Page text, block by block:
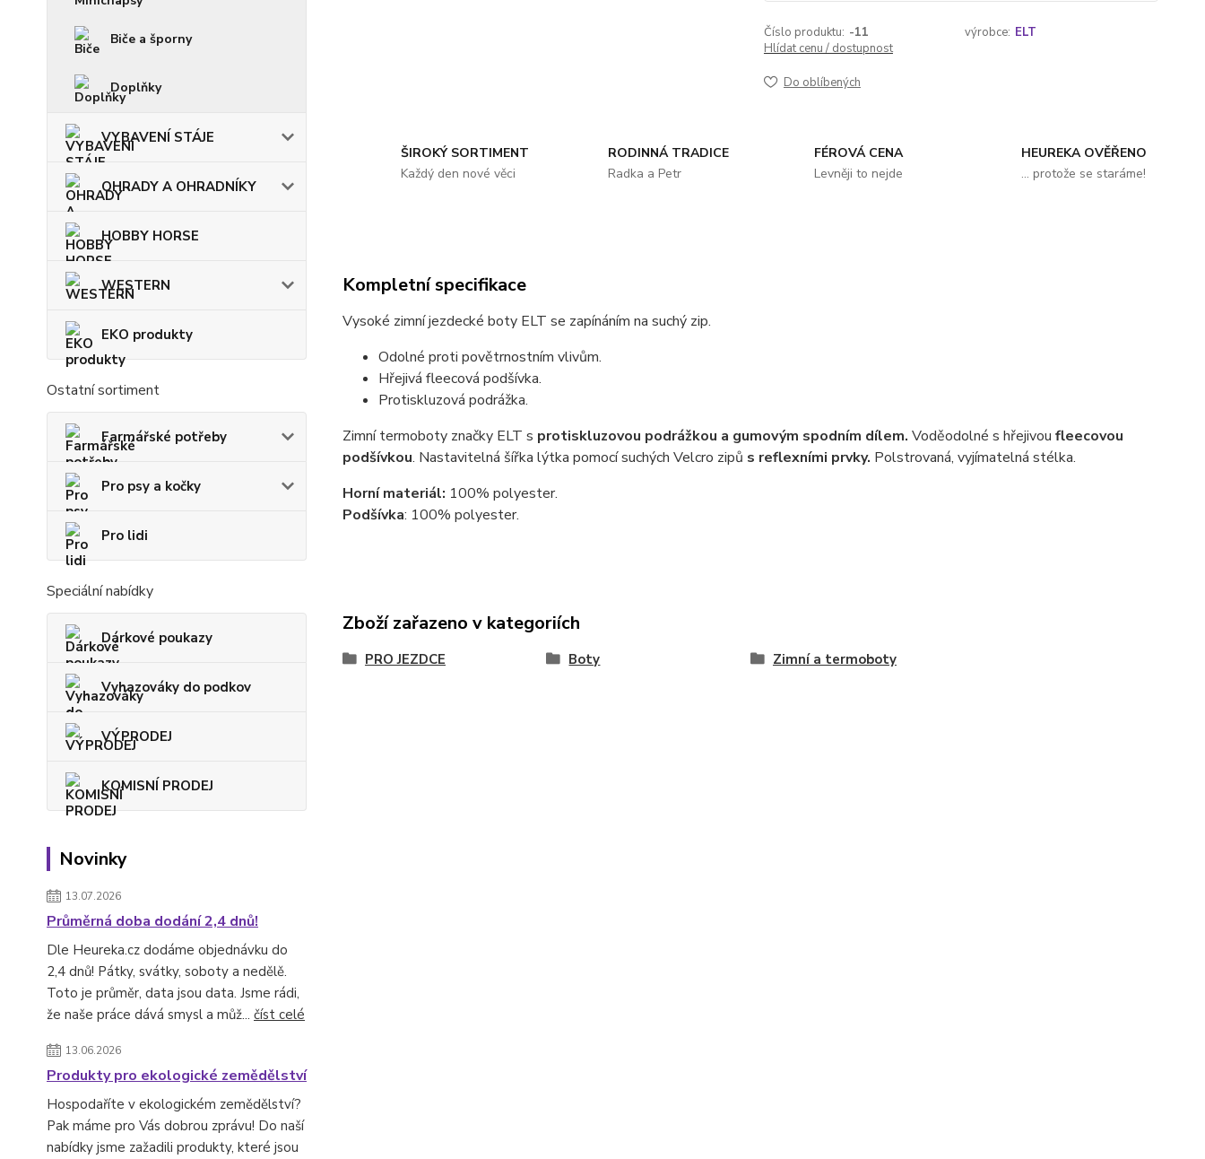
Biče a šporny
Doplňky
VYBAVENÍ STÁJE
OHRADY A OHRADNÍKY
HOBBY HORSE
WESTERN
EKO produkty
Ostatní sortiment
Farmářské potřeby
Pro psy a kočky
Pro lidi
Speciální nabídky
Dárkové poukazy
Vyhazováky do podkov
VÝPRODEJ
KOMISNÍ PRODEJ
Novinky
13.07.2026
Průměrná doba dodání 2,4 dnů!
Dle Heureka.cz dodáme objednávku do
2,4 dnů! Pátky, svátky, soboty a nedělě.
Toto je průměr, data jsou data. Jsme rádi,
že naše práce dává smysl a můž... číst celé
13.06.2026
Produkty pro ekologické zemědělství
Hospodaříte v ekologickém zemědělství?
Pak máme pro Vás dobrou zprávu! Do naší
nabídky jsme zažadili produkty, které jsou
Číslo produktu: -11 výrobce: ELT
Hlídat cenu / dostupnost
Do oblíbených
ŠIROKÝ SORTIMENT
Každý den nové věci
RODINNÁ TRADICE
Radka a Petr
FÉROVÁ CENA
Levněji to nejde
HEUREKA OVĚŘENO
... protože se staráme!
Kompletní specifikace
Vysoké zimní jezdecké boty ELT se zapínáním na suchý zip.
Odolné proti povětrnostním vlivům.
Hřejivá fleecová podšívka.
Protiskluzová podrážka.
Zimní termoboty značky ELT s protiskluzovou podrážkou a gumovým spodním dílem. Voděodolné s hřejivou fleecovou
podšívkou. Nastavitelná šířka lýtka pomocí suchých Velcro zipů s reflexními prvky. Polstrovaná, vyjímatelná stélka.
Horní materiál: 100% polyester.
Podšívka: 100% polyester.
Zboží zařazeno v kategoriích
PRO JEZDCE Boty Zimní a termoboty